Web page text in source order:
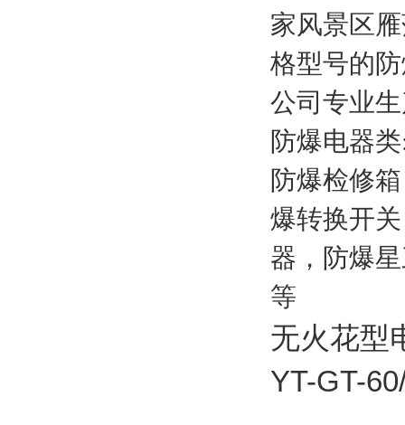
家风景区
格型号的
公司专业
防爆电器
防爆检修
爆转换开
器，防爆
等
无火花型
YT-GT-